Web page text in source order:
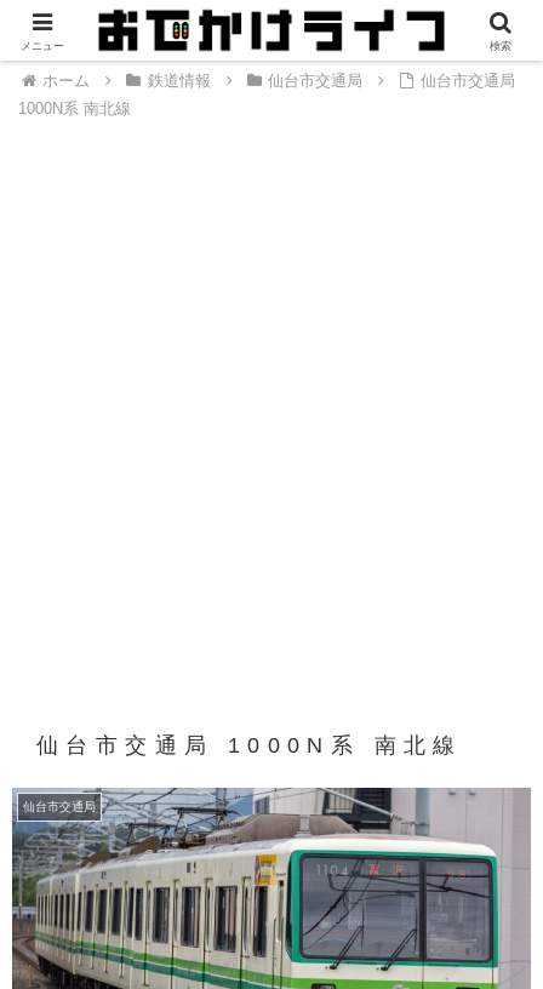
ホーム 鉄道情報 仙台市交通局
仙台市交通局
1000N系 南北線
仙台市交通局 1000N系 南北線
仙台市交通局
メニュー 検索